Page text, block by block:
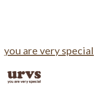
you are very special